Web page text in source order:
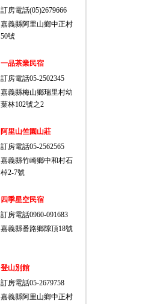
訂房電話(05)2679666
嘉義縣阿里山鄉中正村
50號
一品茶業民宿
訂房電話05-2502345
嘉義縣梅山鄉瑞里村幼
葉林102號之2
阿里山竺園山莊
訂房電話05-2562565
嘉義縣竹崎鄉中和村石
棹2-7號
四季星空民宿
訂房電話0960-091683
嘉義縣番路鄉隙頂18號
登山別館
訂房電話05-2679758
嘉義縣阿里山鄉中正村